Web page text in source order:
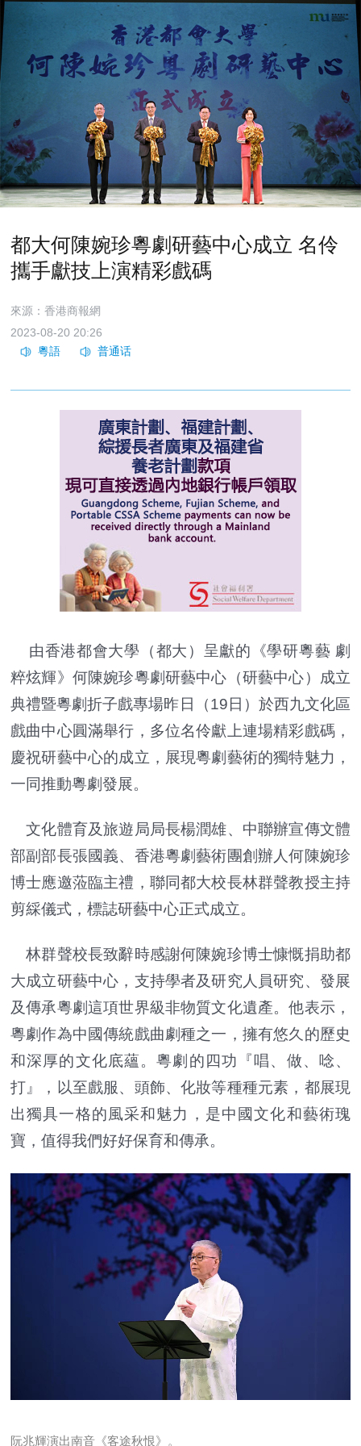
都大何陳婉珍粵劇研藝中心成立 名伶
攜手獻技上演精彩戲碼
來源：香港商報網
2023-08-20 20:26
由香港都會大學（都大）呈獻的《學研粵藝 劇
粹炫輝》何陳婉珍粵劇研藝中心（研藝中心）成立
典禮暨粵劇折子戲專場昨日（19日）於西九文化區
戲曲中心圓滿舉行，多位名伶獻上連場精彩戲碼，
慶祝研藝中心的成立，展現粵劇藝術的獨特魅力，
一同推動粵劇發展。
文化體育及旅遊局局長楊潤雄、中聯辦宣傳文體
部副部長張國義、香港粵劇藝術團創辦人何陳婉珍
博士應邀蒞臨主禮，聯同都大校長林群聲教授主持
剪綵儀式，標誌研藝中心正式成立。
林群聲校長致辭時感謝何陳婉珍博士慷慨捐助都
大成立研藝中心，支持學者及研究人員研究、發展
及傳承粵劇這項世界級非物質文化遺產。他表示，
粵劇作為中國傳統戲曲劇種之一，擁有悠久的歷史
和深厚的文化底蘊。粵劇的四功『唱、做、唸、
打』，以至戲服、頭飾、化妝等種種元素，都展現
出獨具一格的風采和魅力，是中國文化和藝術瑰
寶，值得我們好好保育和傳承。
阮兆輝演出南音《客途秋恨》。